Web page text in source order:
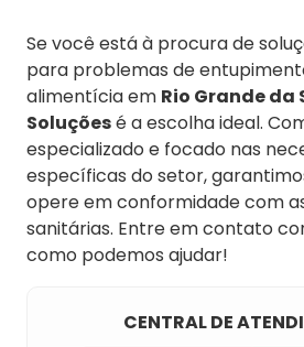
Se você está à procura de
para problemas de
alimentícia em Rio Grande da
Soluçõesé a escolha ideal.
especializado e focado nas
específicas do setor,
opere em conformidade com
sanitárias. Entre em contato
como podemos ajudar!
CENTRAL DE